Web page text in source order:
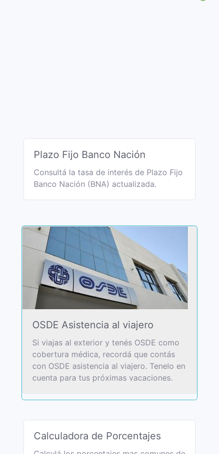
Plazo Fijo Banco Nación
Consultá la tasa de interés de Plazo Fijo
Banco Nación (BNA) actualizada.
OSDE Asistencia al viajero
Si viajas al exterior y tenés OSDE como
cobertura médica, recordá que contás
con OSDE asistencia al viajero. Tenelo en
cuenta para tus próximas vacaciones.
Calculadora de Porcentajes